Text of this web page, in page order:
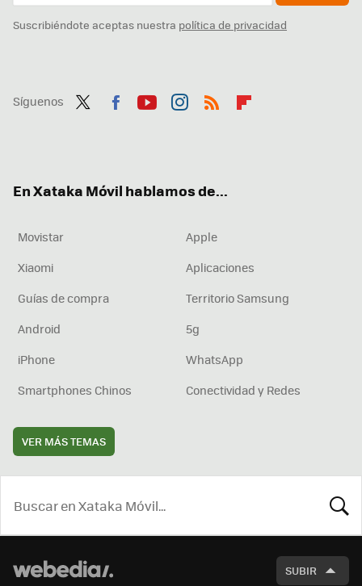
Suscribiéndote aceptas nuestra política de privacidad
Síguenos
En Xataka Móvil hablamos de...
Movistar
Apple
Xiaomi
Aplicaciones
Guías de compra
Territorio Samsung
Android
5g
iPhone
WhatsApp
Smartphones Chinos
Conectividad y Redes
VER MÁS TEMAS
SUBIR